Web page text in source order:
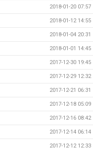
2018-01-20 07:57
2018-01-12 14:55
2018-01-04 20:31
2018-01-01 14:45
2017-12-30 19:45
2017-12-29 12:32
2017-12-21 06:31
2017-12-18 05:09
2017-12-16 08:42
2017-12-14 06:14
2017-12-12 12:33